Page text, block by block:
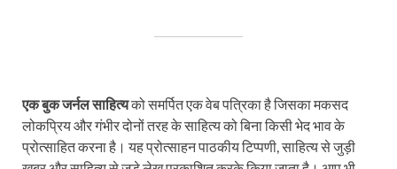
एक बुक जर्नल साहित्यको समर्पित एक वेब पत्रिका है जिसका मकसद
लोकप्रिय और गंभीर दोनों तरह के साहित्य को बिना किसी भेद भाव के
प्रोत्साहित करना है। यह प्रोत्साहन पाठकीय टिप्पणी, साहित्य से जुड़ी